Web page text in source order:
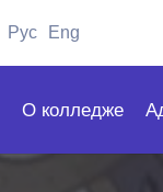
Рус Eng
О колледже